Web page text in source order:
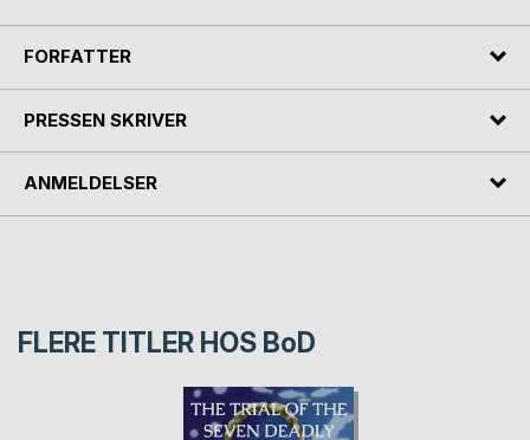
FORFATTER
PRESSEN SKRIVER
ANMELDELSER
FLERE TITLER HOS BoD